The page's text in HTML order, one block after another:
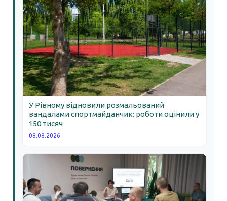
У Рівному відновили розмальований
вандалами спортмайданчик: роботи оцінили у
150 тисяч
08.08.2026